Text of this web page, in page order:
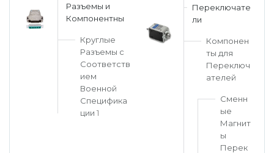
Разъемы и
Компонентны
Круглые
Разъемы с
Соответств
ием
Военной
Специфика
ции 1
Переключате
ли
Компонен
ты для
Переключ
ателей
Сменн
ые
Магнит
ы
Перек
Магадан
Магнитогорск
Махачкала
Нижний Новгород
Новокузнецк
Подольск
Псков
Пятигорск
Ростов-на-
Рязань
Салехард
Самара